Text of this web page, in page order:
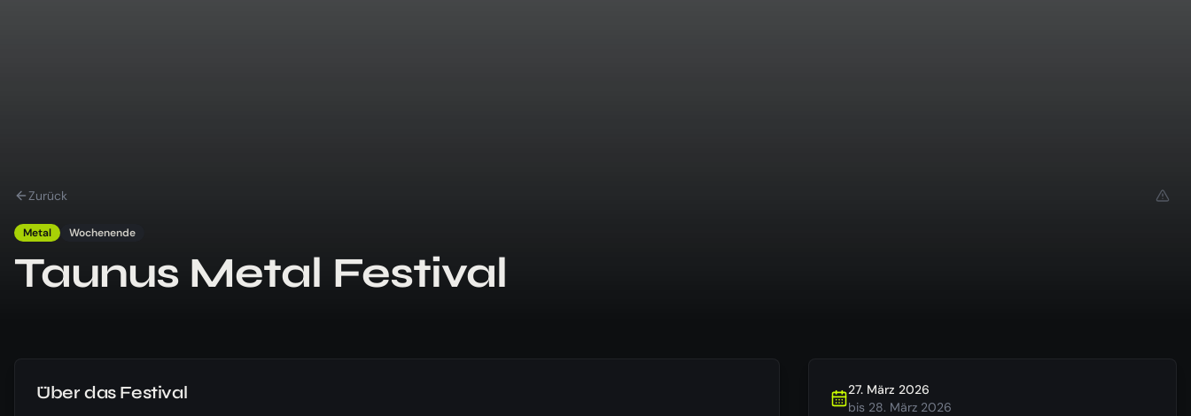
Zurück
Metal Wochenende
Taunus Metal Festival
Über das Festival
27. März 2026
bis 28. März 2026